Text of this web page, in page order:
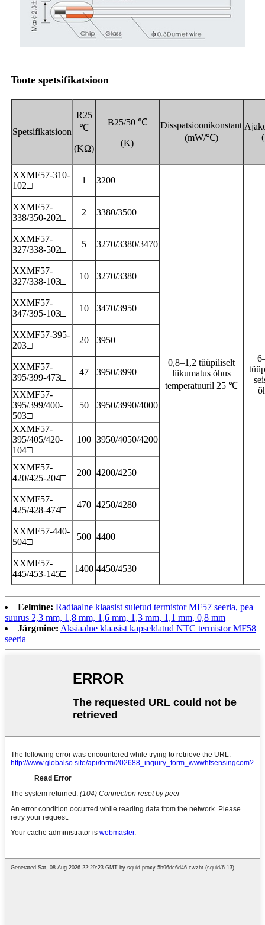
Toote spetsifikatsioon
Spetsifikatsioon
R25
℃
(KΩ)
B25/50 ℃
(K)
Disspatsioonikonstant
(mW/℃)
XXMF57-310-
102□
1 3200
0,8–1,2 tüüpiliselt
liikumatus õhus
temperatuuril 25 ℃
XXMF57-
338/350-202□
2 3380/3500
XXMF57-
327/338-502□
5 3270/3380/3470
XXMF57-
327/338-103□
10 3270/3380
XXMF57-
347/395-103□
10 3470/3950
XXMF57-395-
203□
20 3950
XXMF57-
395/399-473□
47 3950/3990
XXMF57-
395/399/400-
503□
50 3950/3990/4000
XXMF57-
395/405/420-
104□
100 3950/4050/4200
XXMF57-
420/425-204□
200 4200/4250
XXMF57-
425/428-474□
470 4250/4280
XXMF57-440-
504□
500 4400
XXMF57-
445/453-145□
1400 4450/4530
Eelmine: Radiaalne klaasist suletud termistor MF57 seeria, pea
suurus 2,3 mm, 1,8 mm, 1,6 mm, 1,3 mm, 1,1 mm, 0,8 mm
Järgmine: Aksiaalne klaasist kapseldatud NTC termistor MF58
seeria